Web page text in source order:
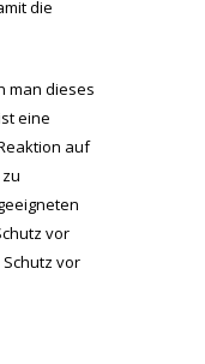
die
man dieses
eine
auf
vor
vor